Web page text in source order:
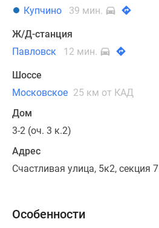
Купчино
39 мин.
Ж/Д-станция
Павловск
12 мин.
Шоссе
Московское 25 км от КАД
Дом
3-2 (оч. 3 к.2)
Адрес
Счастливая улица, 5к2, секция 7
Особенности